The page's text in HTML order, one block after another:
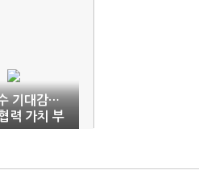
기대감…
력 가치 부